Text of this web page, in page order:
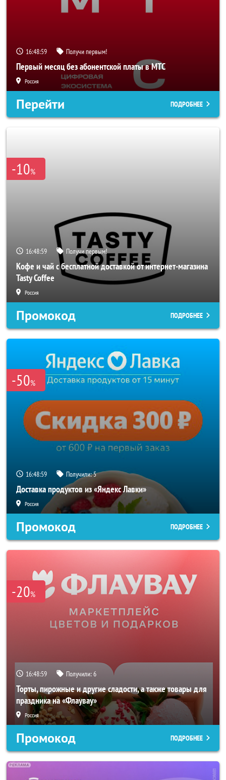
16:48:57 Получи первым!
Первый месяц без абонентской платы в МТС
Россия
Перейти ПОДРОБНЕЕ
-10%
16:48:57 Получи первым!
Кофе и чай с бесплатной доставкой от интернет-магазина
Tasty Coffee
Россия
Промокод ПОДРОБНЕЕ
-50%
16:48:57 Получили:5
Доставка продуктов из «Яндекс Лавки»
Россия
Промокод ПОДРОБНЕЕ
-20%
16:48:57 Получили:6
Торты, пирожные и другие сладости, а также товары для
праздника на «Флаувау»
Россия
Промокод ПОДРОБНЕЕ